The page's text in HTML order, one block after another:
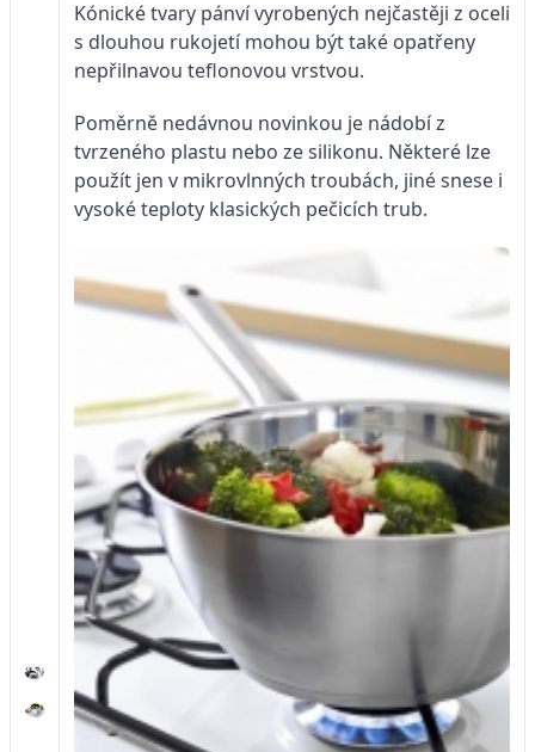
Kónické tvary pánví vyrobených nejčastěji z oceli
s dlouhou rukojetí mohou být také opatřeny
nepřilnavou teflonovou vrstvou.
Poměrně nedávnou novinkou je nádobí z
tvrzeného plastu nebo ze silikonu. Některé lze
použít jen v mikrovlnných troubách, jiné snese i
vysoké teploty klasických pečicích trub.